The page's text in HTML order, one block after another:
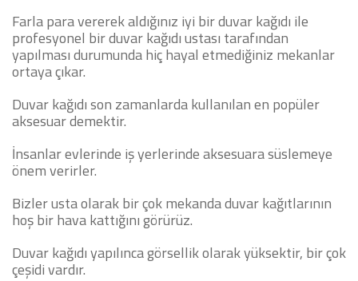
Farla para vererek aldığınız iyi bir duvar kağıdı ile
profesyonel bir duvar kağıdı ustası tarafından
yapılması durumunda hiç hayal etmediğiniz mekanlar
ortaya çıkar.
Duvar kağıdı son zamanlarda kullanılan en popüler
aksesuar demektir.
İnsanlar evlerinde iş yerlerinde aksesuara süslemeye
önem verirler.
Bizler usta olarak bir çok mekanda duvar kağıtlarının
hoş bir hava kattığını görürüz.
Duvar kağıdı yapılınca görsellik olarak yüksektir, bir çok
çeşidi vardır.